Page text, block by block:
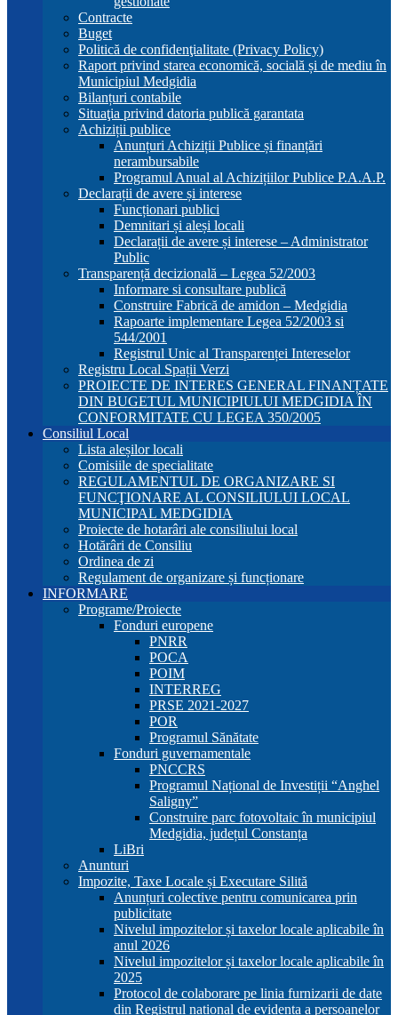
Contracte
Buget
Politică de confidenţialitate (Privacy Policy)
Raport privind starea economică, socială și de mediu în
Municipiul Medgidia
Bilanțuri contabile
Situaţia privind datoria publică garantata
Achiziții publice
Anunțuri Achiziții Publice și finanțări
nerambursabile
Programul Anual al Achizițiilor Publice P.A.A.P.
Declarații de avere și interese
Funcționari publici
Demnitari și aleși locali
Declarații de avere și interese – Administrator
Public
Transparență decizională – Legea 52/2003
Informare si consultare publică
Construire Fabrică de amidon – Medgidia
Rapoarte implementare Legea 52/2003 si
544/2001
Registrul Unic al Transparenței Intereselor
Registru Local Spații Verzi
PROIECTE DE INTERES GENERAL FINANȚATE
DIN BUGETUL MUNICIPIULUI MEDGIDIA ÎN
CONFORMITATE CU LEGEA 350/2005
Consiliul Local
Lista aleșilor locali
Comisiile de specialitate
REGULAMENTUL DE ORGANIZARE SI
FUNCŢIONARE AL CONSILIULUI LOCAL
MUNICIPAL MEDGIDIA
Proiecte de hotarâri ale consiliului local
Hotărâri de Consiliu
Ordinea de zi
Regulament de organizare și funcționare
INFORMARE
Programe/Proiecte
Fonduri europene
PNRR
POCA
POIM
INTERREG
PRSE 2021-2027
POR
Programul Sănătate
Fonduri guvernamentale
PNCCRS
Programul Național de Investiții “Anghel
Saligny”
Construire parc fotovoltaic în municipiul
Medgidia, județul Constanța
LiBri
Anunturi
Impozite, Taxe Locale și Executare Silită
Anunțuri colective pentru comunicarea prin
publicitate
Nivelul impozitelor și taxelor locale aplicabile în
anul 2026
Nivelul impozitelor și taxelor locale aplicabile în
2025
Protocol de colaborare pe linia furnizarii de date
din Registrul national de evidenta a persoanelor